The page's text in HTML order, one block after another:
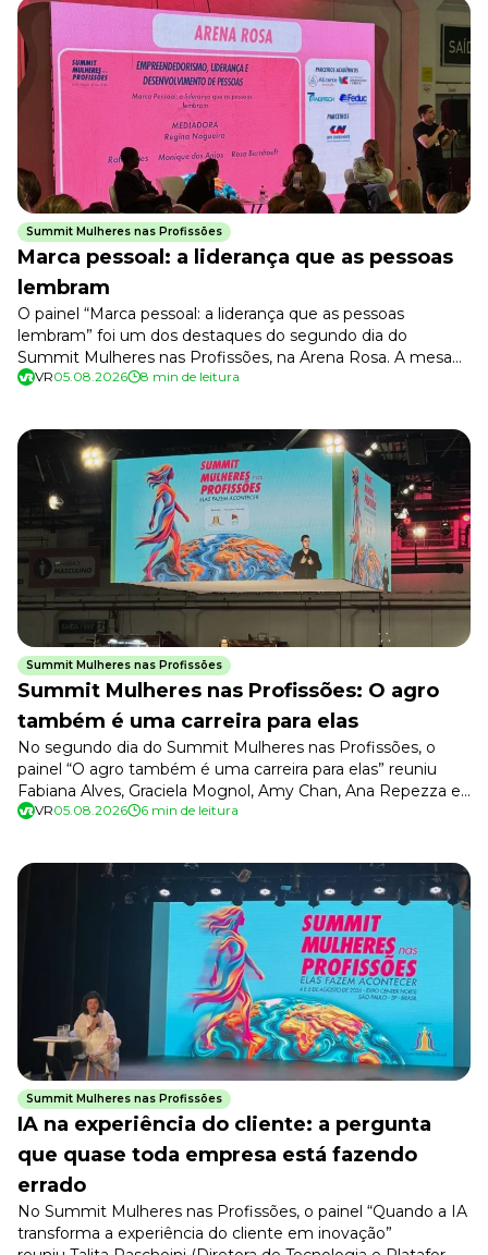
internet ou com conexão instável. Assim que a conexão for
restabelecida, os registros serão […]
Summit Mulheres nas Profissões
Marca pessoal: a liderança que as pessoas
lembram
O painel “Marca pessoal: a liderança que as pessoas
lembram” foi um dos destaques do segundo dia do
Summit Mulheres nas Profissões, na Arena Rosa. A mesa
reuniu Rafa Brites (comunicadora e autora de “Síndrome da
(fundadora da Alba Consultoria, […]
VR05.08.2026 8 min de leitura
Summit Mulheres nas Profissões
Summit Mulheres nas Profissões: O agro
também é uma carreira para elas
No segundo dia do Summit Mulheres nas Profissões, o
painel “O agro também é uma carreira para elas” reuniu
Fabiana Alves, Graciela Mognol, Amy Chan, Ana Repezza e
Vanessa Pereira, com mediação de Teresa Vendramini
as competências, os […]
VR05.08.2026 6 min de leitura
Summit Mulheres nas Profissões
IA na experiência do cliente: a pergunta
que quase toda empresa está fazendo
errado
No Summit Mulheres nas Profissões, o painel “Quando a IA
transforma a experiência do cliente em inovação”